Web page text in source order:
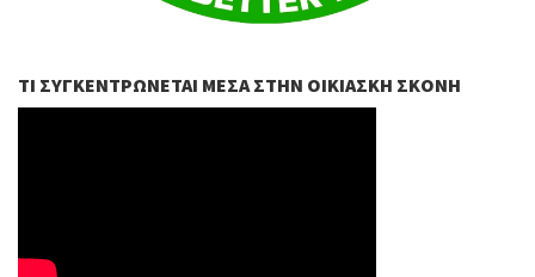
ΤΙ ΣΥΓΚΕΝΤΡΏΝΕΤΑΙ ΜΈΣΑ ΣΤΗΝ ΟΙΚΙΑΣΚΉ ΣΚΌΝΗ